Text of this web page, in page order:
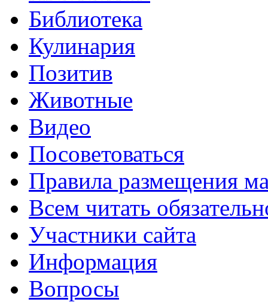
Библиотека
Кулинария
Позитив
Животные
Видео
Посоветоваться
Правила размещения
Всем читать
Участники сайта
Информация
Вопросы